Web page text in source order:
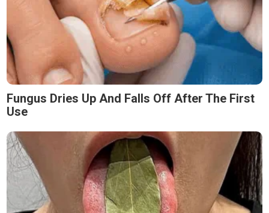
Fungus Dries Up And Falls Off After The First
Use